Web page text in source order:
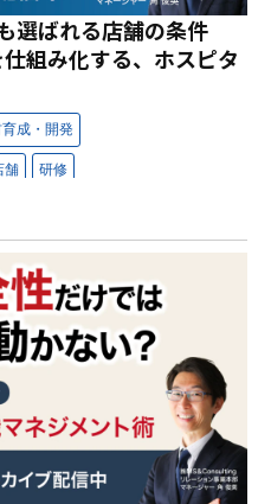
選ばれる店舗の条件
組み化する、ホスピタ